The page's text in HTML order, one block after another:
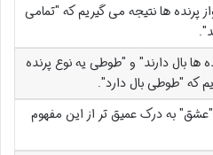
پرنده ها نتیجه می گیریم که "تمامی
ها بال دارند" و "طوطی یه نوع پرنده
که "طوطی بال دارد".
"عشق" به درک عمیق تر از این مفهوم